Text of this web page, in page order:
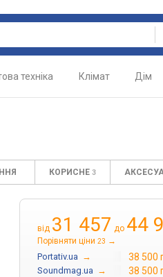
техніка Клімат Дім
КОРИСНЕ 3
від 31 457 до 44
Порівняти ціни 23 →
Portativ.ua → 38 500
Soundmag.ua → 38 500